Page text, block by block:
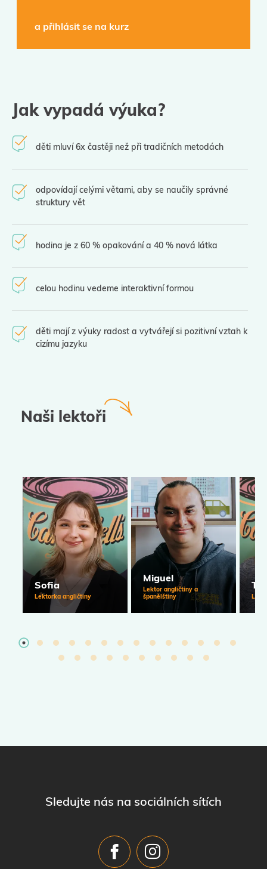
a přihlásit se na kurz
Jak vypadá výuka?
děti mluví 6x častěji než při tradičních metodách
odpovídají celými větami, aby se naučily správné
struktury vět
hodina je z 60 % opakování a 40 % nová látka
celou hodinu vedeme interaktivní formou
děti mají z výuky radost a vytvářejí si pozitivní vztah k
cizímu jazyku
Naši lektoři
Sofia
Lektorka angličtiny
Miguel
Lektor angličtiny a
španělštiny
Sledujte nás na sociálních sítích